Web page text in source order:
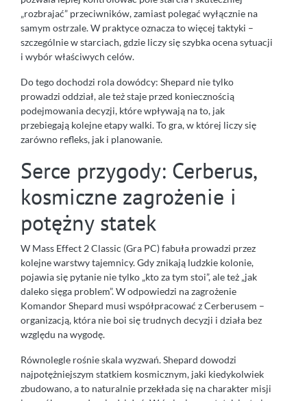
„rozbrajać” przeciwników, zamiast polegać wyłącznie na
samym ostrzale. W praktyce oznacza to więcej taktyki –
szczególnie w starciach, gdzie liczy się szybka ocena sytuacji
i wybór właściwych celów.
Do tego dochodzi rola dowódcy: Shepard nie tylko
prowadzi oddział, ale też staje przed koniecznością
podejmowania decyzji, które wpływają na to, jak
przebiegają kolejne etapy walki. To gra, w której liczy się
zarówno refleks, jak i planowanie.
Serce przygody: Cerberus,
kosmiczne zagrożenie i
potężny statek
W Mass Effect 2 Classic (Gra PC) fabuła prowadzi przez
kolejne warstwy tajemnicy. Gdy znikają ludzkie kolonie,
pojawia się pytanie nie tylko „kto za tym stoi”, ale też „jak
daleko sięga problem”. W odpowiedzi na zagrożenie
Komandor Shepard musi współpracować z Cerberusem –
organizacją, która nie boi się trudnych decyzji i działa bez
względu na wygodę.
Równolegle rośnie skala wyzwań. Shepard dowodzi
najpotężniejszym statkiem kosmicznym, jaki kiedykolwiek
zbudowano, a to naturalnie przekłada się na charakter misji